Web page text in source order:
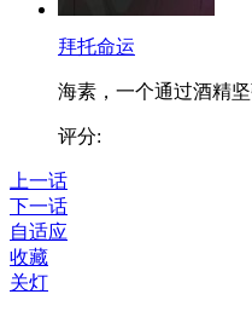
拜托命运
海素，一个通过酒精
评分:
上一话
下一话
自适应
收藏
关灯